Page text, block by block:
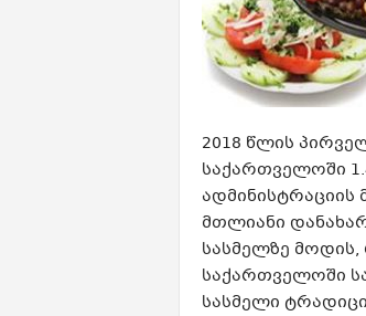
2018 წლის
საქართველოში
მთლიანი
სასმელზე
საქართველოში
სასმელი